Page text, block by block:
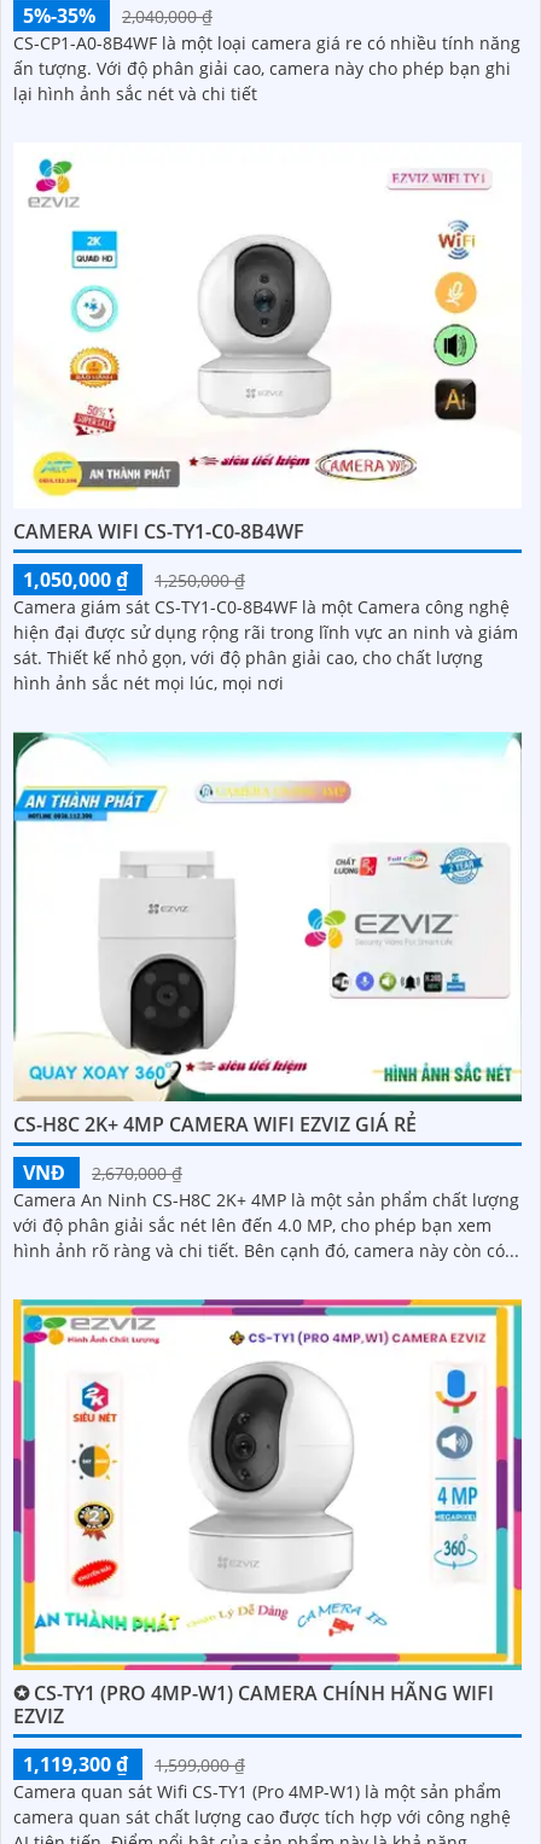
5%-35%
2,040,000 ₫
CS-CP1-A0-8B4WF là một loại camera giá re có nhiều tính năng
ấn tượng. Với độ phân giải cao, camera này cho phép bạn ghi
lại hình ảnh sắc nét và chi tiết
CAMERA WIFI CS-TY1-C0-8B4WF
1,050,000 ₫
1,250,000 ₫
Camera giám sát CS-TY1-C0-8B4WF là một Camera công nghệ
hiện đại được sử dụng rộng rãi trong lĩnh vực an ninh và giám
sát. Thiết kế nhỏ gọn, với độ phân giải cao, cho chất lượng
hình ảnh sắc nét mọi lúc, mọi nơi
CS-H8C 2K+ 4MP CAMERA WIFI EZVIZ GIÁ RẺ
VNĐ
2,670,000 ₫
Camera An Ninh CS-H8C 2K+ 4MP là một sản phẩm chất lượng
với độ phân giải sắc nét lên đến 4.0 MP, cho phép bạn xem
hình ảnh rõ ràng và chi tiết. Bên cạnh đó, camera này còn có...
✪ CS-TY1 (PRO 4MP-W1) CAMERA CHÍNH HÃNG WIFI
EZVIZ
1,119,300 ₫
1,599,000 ₫
Camera quan sát Wifi CS-TY1 (Pro 4MP-W1) là một sản phẩm
camera quan sát chất lượng cao được tích hợp với công nghệ